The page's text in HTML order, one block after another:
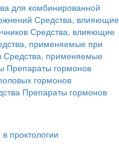
для комбинированной
Средства, влияющие
Средства, влияющие
применяемые при
Средства, применяемые
Препараты гормонов
гормонов
Препараты гормонов
проктологии